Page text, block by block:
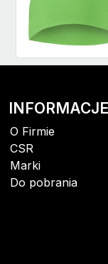
INFORMACJE
O Firmie
CSR
Marki
Do pobrania